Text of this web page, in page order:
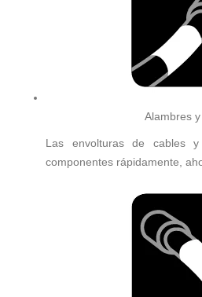
Alambres
Las envolturas de cables
componentes rápidamente,